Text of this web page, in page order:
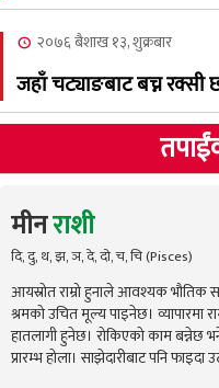
२०७६ बैशाख १३, शुक्रबार
जहाँ चट्याङबाट बच्न रक्सी
मीनराशी
दि, दु, थ, झ, ञ, दे, दो, च, चि (Pisces)
आयस्रोत राम्रो हुनाले आवश्यक भौतिक
श्रमको उचित मूल्य पाइनेछ। व्यापारमा
हातलागी हुनेछ। रोकिएको काम बन्नेछ
प्रारम्भ होला। साझेदारीबाट पनि फाइदा